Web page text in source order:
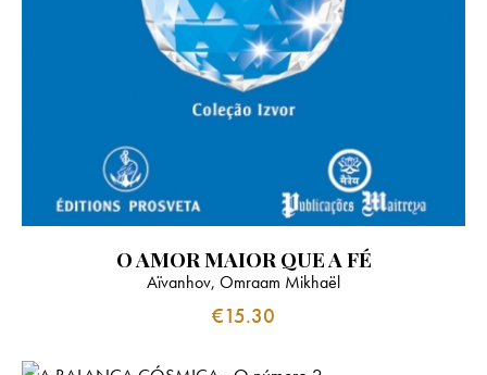
O AMOR MAIOR QUE A FÉ
Aïvanhov, Omraam Mikhaël
€15.30